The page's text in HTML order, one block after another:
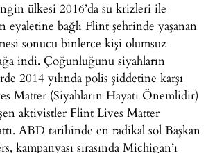
ülkesi 2016’da su krizleri ile
eyaletine bağlı Flint şehrinde yaşanan
sonucu binlerce kişi olumsuz
indi. Çoğunluğunu siyahların
2014 yılında polis şiddetine karşı
Matter (Siyahların Hayatı Önemlidir)
aktivistler Flint Lives Matter
ABD tarihinde en radikal sol Başkan
kampanyası sırasında Michigan’ı